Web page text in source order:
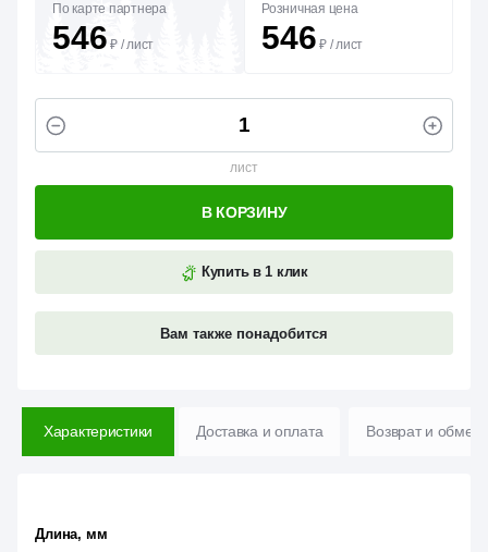
По карте партнера
546 ₽ /лист
Розничная цена
546 ₽ /лист
лист
Купить в 1 клик
Вам также понадобится
В КОРЗИНУ
Характеристики Доставка и оплата Возврат и обмен
Длина, мм